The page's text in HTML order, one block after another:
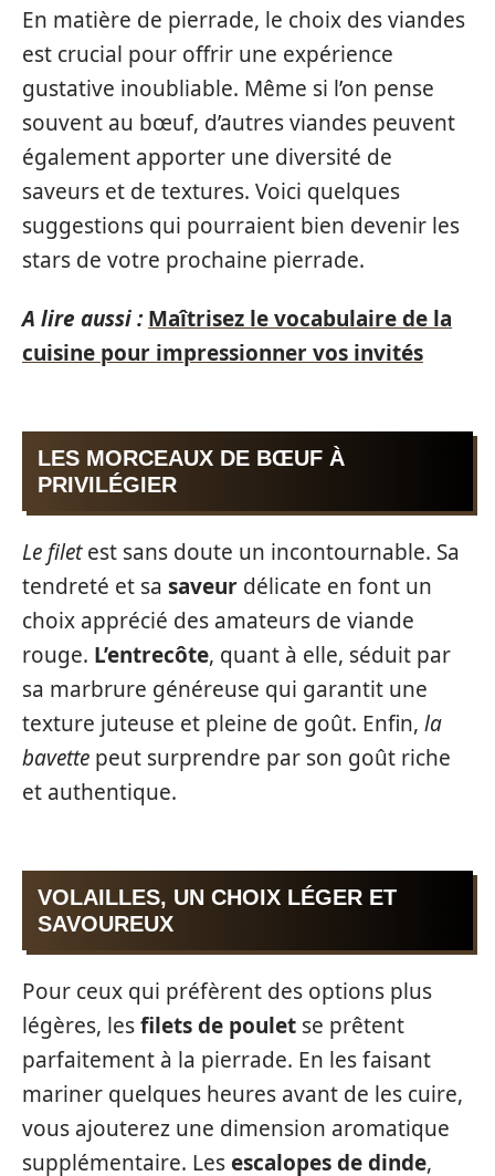
En matière de pierrade, le choix des viandes
est crucial pour offrir une expérience
gustative inoubliable. Même si l’on pense
souvent au bœuf, d’autres viandes peuvent
également apporter une diversité de
saveurs et de textures. Voici quelques
suggestions qui pourraient bien devenir les
stars de votre prochaine pierrade.
A lire aussi : Maîtrisez le vocabulaire de la
cuisine pour impressionner vos invités
LES MORCEAUX DE BŒUF À
PRIVILÉGIER
Le filetest sans doute un incontournable. Sa
tendreté et sa saveur délicate en font un
choix apprécié des amateurs de viande
rouge. L’entrecôte, quant à elle, séduit par
sa marbrure généreuse qui garantit une
texture juteuse et pleine de goût. Enfin, la
bavette peut surprendre par son goût riche
et authentique.
VOLAILLES, UN CHOIX LÉGER ET
SAVOUREUX
Pour ceux qui préfèrent des options plus
légères, lesfilets de poulet se prêtent
parfaitement à la pierrade. En les faisant
mariner quelques heures avant de les cuire,
vous ajouterez une dimension aromatique
supplémentaire. Lesescalopes de dinde,